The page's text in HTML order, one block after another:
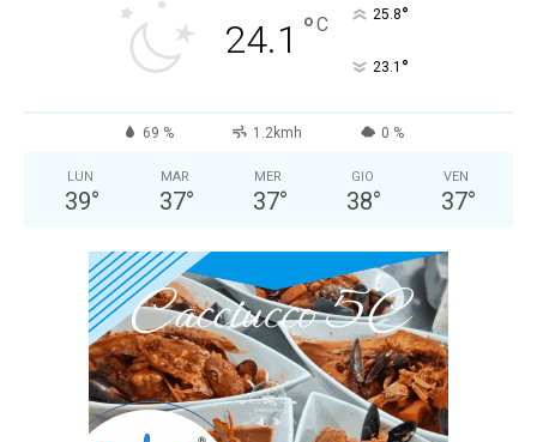
24.1 °C 25.8°
23.1 °
69 % 1.2kmh 0 %
LUN
39°
MAR
37°
MER
37°
GIO
38°
VEN
37°